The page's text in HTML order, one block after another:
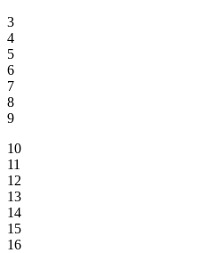
3
4
5
6
7
8
9
10
11
12
13
14
15
16